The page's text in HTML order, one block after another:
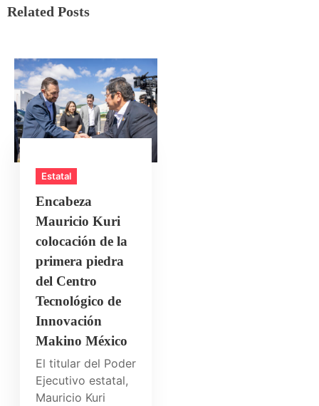
Related Posts
Estatal
Encabeza
Mauricio Kuri
colocación de la
primera piedra
del Centro
Tecnológico de
Innovación
Makino México
El titular del Poder
Ejecutivo estatal,
Mauricio Kuri